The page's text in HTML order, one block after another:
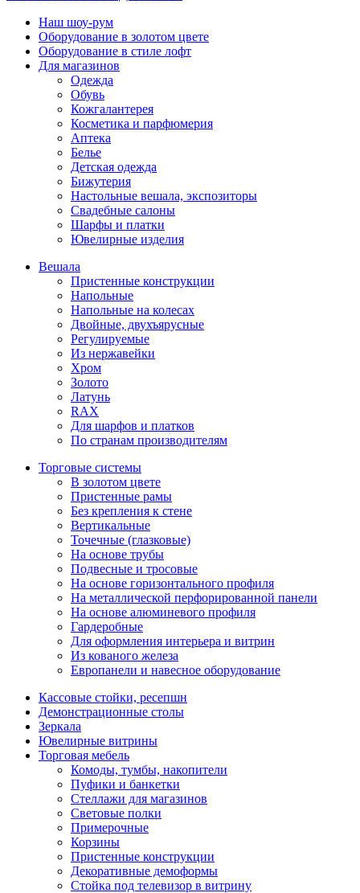
Наш шоу-рум
Оборудование в золотом цвете
Оборудование в стиле лофт
Для магазинов
Одежда
Обувь
Кожгалантерея
Косметика и парфюмерия
Аптека
Белье
Детская одежда
Бижутерия
Настольные вешала, экспозиторы
Свадебные салоны
Шарфы и платки
Ювелирные изделия
Вешала
Пристенные конструкции
Напольные
Напольные на колесах
Двойные, двухъярусные
Регулируемые
Из нержавейки
Хром
Золото
Латунь
RAX
Для шарфов и платков
По странам производителям
Торговые системы
В золотом цвете
Пристенные рамы
Без крепления к стене
Вертикальные
Точечные (глазковые)
На основе трубы
Подвесные и тросовые
На основе горизонтального профиля
На металлической перфорированной панели
На основе алюминевого профиля
Гардеробные
Для оформления интерьера и витрин
Из кованого железа
Европанели и навесное оборудование
Кассовые стойки, ресепшн
Демонстрационные столы
Зеркала
Ювелирные витрины
Торговая мебель
Комоды, тумбы, накопители
Пуфики и банкетки
Стеллажи для магазинов
Световые полки
Примерочные
Корзины
Пристенные конструкции
Декоративные демоформы
Стойка под телевизор в витрину